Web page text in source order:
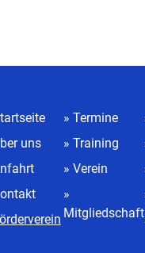
uns
Termine
Training
Verein
Mitgliedschaft